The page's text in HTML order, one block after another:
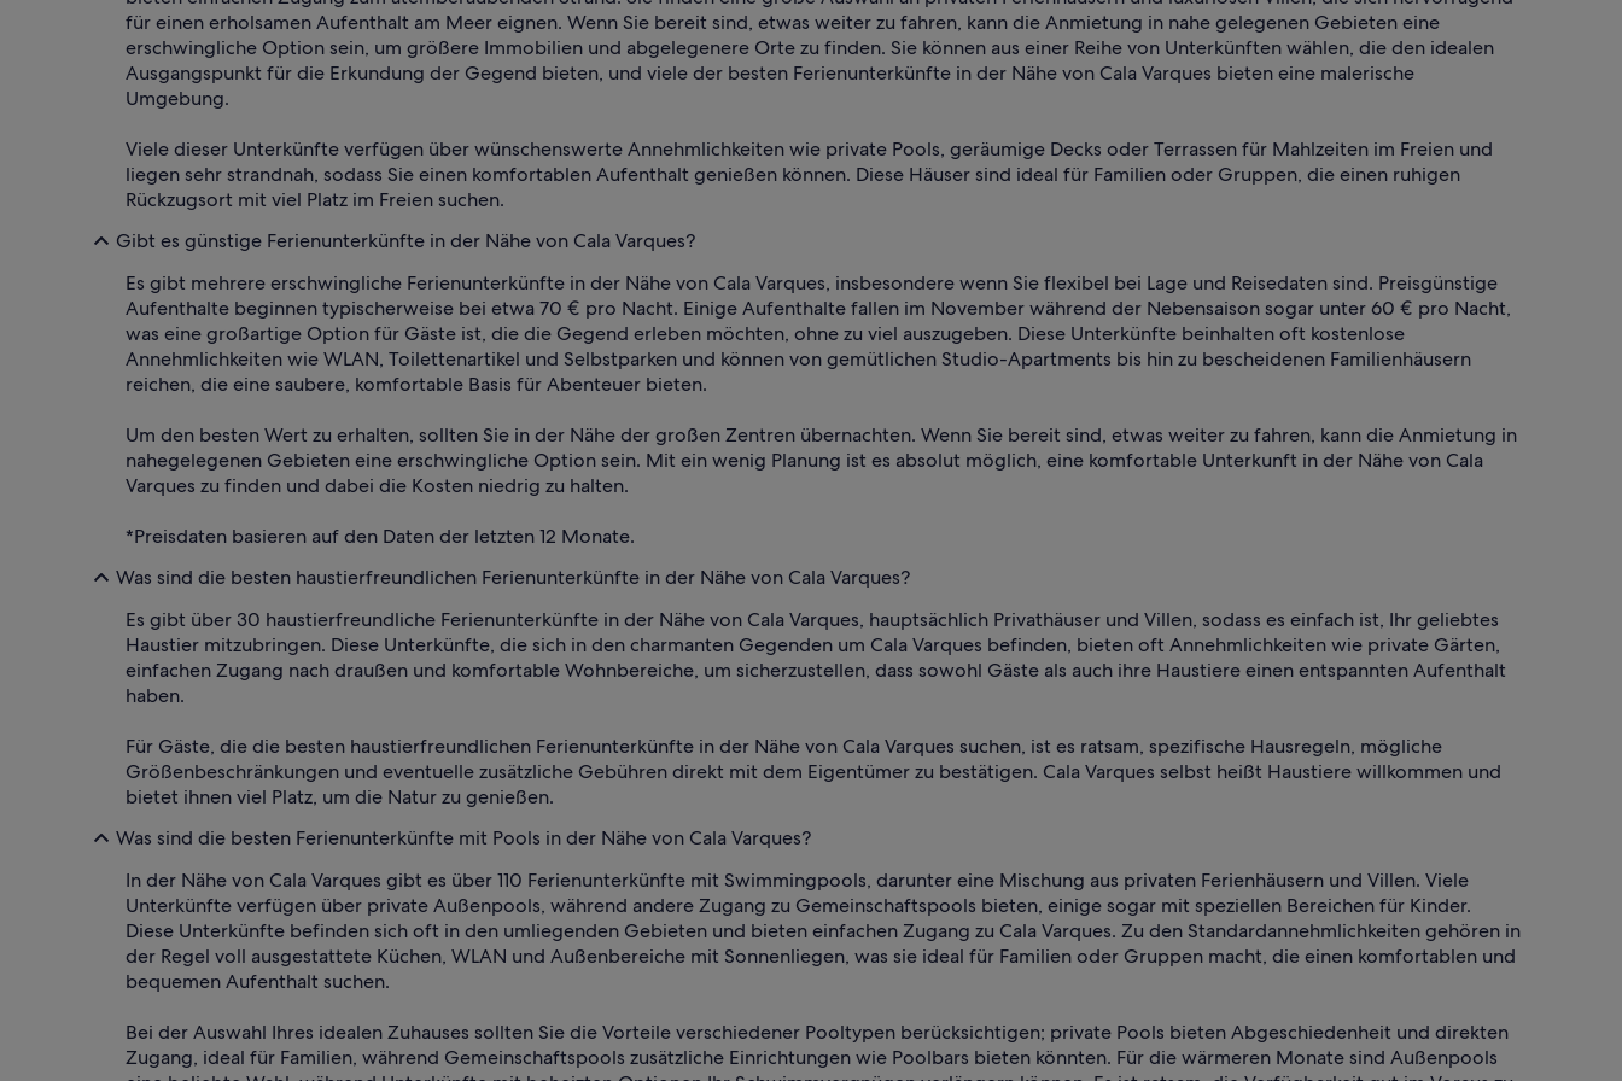
für einen erholsamen Aufenthalt am Meer eignen. Wenn Sie bereit sind, etwas weiter zu fahren, kann die Anmietung in nahe gelegenen Gebieten eine
erschwingliche Option sein, um größere Immobilien und abgelegenere Orte zu finden. Sie können aus einer Reihe von Unterkünften wählen, die den idealen
Ausgangspunkt für die Erkundung der Gegend bieten, und viele der besten Ferienunterkünfte in der Nähe von Cala Varques bieten eine malerische
Umgebung.
Viele dieser Unterkünfte verfügen über wünschenswerte Annehmlichkeiten wie private Pools, geräumige Decks oder Terrassen für Mahlzeiten im Freien und
liegen sehr strandnah, sodass Sie einen komfortablen Aufenthalt genießen können. Diese Häuser sind ideal für Familien oder Gruppen, die einen ruhigen
Rückzugsort mit viel Platz im Freien suchen.
Gibt es günstige Ferienunterkünfte in der Nähe von Cala Varques?
Es gibt mehrere erschwingliche Ferienunterkünfte in der Nähe von Cala Varques, insbesondere wenn Sie flexibel bei Lage und Reisedaten sind. Preisgünstige
Aufenthalte beginnen typischerweise bei etwa 70 € pro Nacht. Einige Aufenthalte fallen im November während der Nebensaison sogar unter 60 € pro Nacht,
was eine großartige Option für Gäste ist, die die Gegend erleben möchten, ohne zu viel auszugeben. Diese Unterkünfte beinhalten oft kostenlose
Annehmlichkeiten wie WLAN, Toilettenartikel und Selbstparken und können von gemütlichen Studio-Apartments bis hin zu bescheidenen Familienhäusern
reichen, die eine saubere, komfortable Basis für Abenteuer bieten.
Um den besten Wert zu erhalten, sollten Sie in der Nähe der großen Zentren übernachten. Wenn Sie bereit sind, etwas weiter zu fahren, kann die Anmietung in
nahegelegenen Gebieten eine erschwingliche Option sein. Mit ein wenig Planung ist es absolut möglich, eine komfortable Unterkunft in der Nähe von Cala
Varques zu finden und dabei die Kosten niedrig zu halten.
*Preisdaten basieren auf den Daten der letzten 12 Monate.
Was sind die besten haustierfreundlichen Ferienunterkünfte in der Nähe von Cala Varques?
Es gibt über 30 haustierfreundliche Ferienunterkünfte in der Nähe von Cala Varques, hauptsächlich Privathäuser und Villen, sodass es einfach ist, Ihr geliebtes
Haustier mitzubringen. Diese Unterkünfte, die sich in den charmanten Gegenden um Cala Varques befinden, bieten oft Annehmlichkeiten wie private Gärten,
einfachen Zugang nach draußen und komfortable Wohnbereiche, um sicherzustellen, dass sowohl Gäste als auch ihre Haustiere einen entspannten Aufenthalt
haben.
Für Gäste, die die besten haustierfreundlichen Ferienunterkünfte in der Nähe von Cala Varques suchen, ist es ratsam, spezifische Hausregeln, mögliche
Größenbeschränkungen und eventuelle zusätzliche Gebühren direkt mit dem Eigentümer zu bestätigen. Cala Varques selbst heißt Haustiere willkommen und
bietet ihnen viel Platz, um die Natur zu genießen.
Was sind die besten Ferienunterkünfte mit Pools in der Nähe von Cala Varques?
In der Nähe von Cala Varques gibt es über 110 Ferienunterkünfte mit Swimmingpools, darunter eine Mischung aus privaten Ferienhäusern und Villen. Viele
Unterkünfte verfügen über private Außenpools, während andere Zugang zu Gemeinschaftspools bieten, einige sogar mit speziellen Bereichen für Kinder.
Diese Unterkünfte befinden sich oft in den umliegenden Gebieten und bieten einfachen Zugang zu Cala Varques. Zu den Standardannehmlichkeiten gehören in
der Regel voll ausgestattete Küchen, WLAN und Außenbereiche mit Sonnenliegen, was sie ideal für Familien oder Gruppen macht, die einen komfortablen und
bequemen Aufenthalt suchen.
Bei der Auswahl Ihres idealen Zuhauses sollten Sie die Vorteile verschiedener Pooltypen berücksichtigen; private Pools bieten Abgeschiedenheit und direkten
Zugang, ideal für Familien, während Gemeinschaftspools zusätzliche Einrichtungen wie Poolbars bieten könnten. Für die wärmeren Monate sind Außenpools